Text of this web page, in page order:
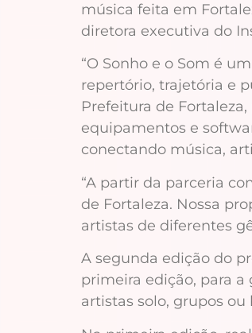
música feita em
diretora executiva do
“O Sonho e o Som é
repertório, trajetória e
Prefeitura de
equipamentos e
conectando música,
“A partir da parceria
de Fortaleza. Nossa
artistas de diferentes
A segunda edição do
primeira edição, para
artistas solo, grupos